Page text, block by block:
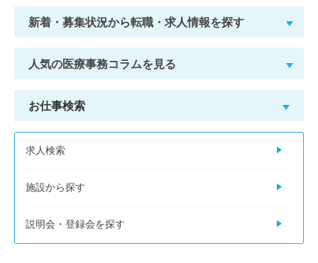
新着・募集状況から転職・求人情報を探す
人気の医療事務コラムを見る
お仕事検索
求人検索
施設から探す
説明会・登録会を探す